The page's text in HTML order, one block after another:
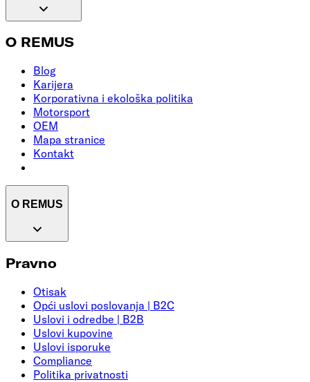
O REMUS
Blog
Karijera
Korporativna i ekološka politika
Motorsport
OEM
Mapa stranice
Kontakt
O REMUS
Pravno
Otisak
Opći uslovi poslovanja | B2C
Uslovi i odredbe | B2B
Uslovi kupovine
Uslovi isporuke
Compliance
Politika privatnosti